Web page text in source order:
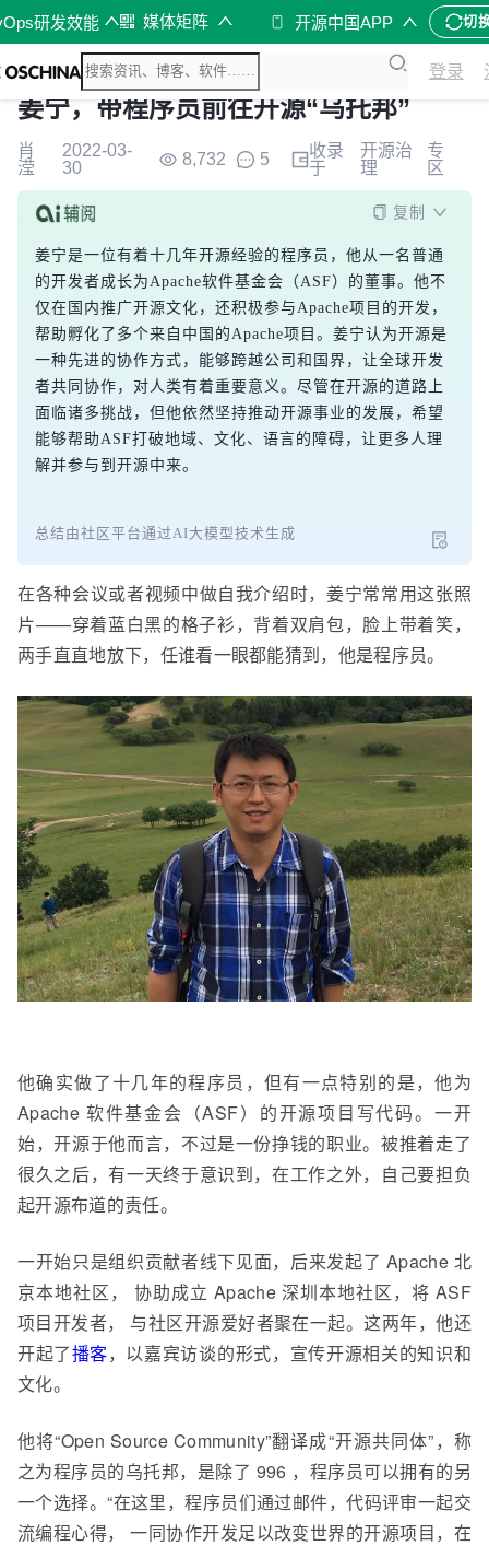
研发效能 媒体矩阵 开源中国APP 切
登录
姜宁，带程序员前往开源“乌托邦”
肖
滢
2022-03-
30
8,732 5
收录
于
开源治
理
专
区
复制
姜宁是一位有着十几年开源经验的程序员，他从一名普通
的开发者成长为Apache软件基金会（ASF）的董事。他不
仅在国内推广开源文化，还积极参与Apache项目的开发，
帮助孵化了多个来自中国的Apache项目。姜宁认为开源是
一种先进的协作方式，能够跨越公司和国界，让全球开发
者共同协作，对人类有着重要意义。尽管在开源的道路上
面临诸多挑战，但他依然坚持推动开源事业的发展，希望
能够帮助ASF打破地域、文化、语言的障碍，让更多人理
解并参与到开源中来。
总结由社区平台通过AI大模型技术生成
在各种会议或者视频中做自我介绍时，姜宁常常用这张照
片——穿着蓝白黑的格子衫，背着双肩包，脸上带着笑，
两手直直地放下，任谁看一眼都能猜到，他是程序员。
他确实做了十几年的程序员，但有一点特别的是，他为
Apache 软件基金会（ASF）的开源项目写代码。一开
始，开源于他而言，不过是一份挣钱的职业。被推着走了
很久之后，有一天终于意识到，在工作之外，自己要担负
起开源布道的责任。
一开始只是组织贡献者线下见面，后来发起了 Apache 北
京本地社区， 协助成立 Apache 深圳本地社区，将ASF
项目开发者， 与社区开源爱好者聚在一起。这两年，他还
开起了播客，以嘉宾访谈的形式，宣传开源相关的知识和
文化。
他将“Open Source Community”翻译成“开源共同体”，称
之为程序员的乌托邦，是除了 996 ，程序员可以拥有的另
一个选择。“在这里，程序员们通过邮件，代码评审一起交
流编程心得， 一同协作开发足以改变世界的开源项目，在